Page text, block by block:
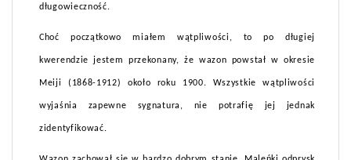
długowieczność.
Choć początkowo miałem wątpliwości, to po długiej
kwerendzie jestem przekonany, że wazon powstał w okresie
Meiji (1868-1912) około roku 1900. Wszystkie wątpliwości
wyjaśnia zapewne sygnatura, nie potrafię jej jednak
zidentyfikować.